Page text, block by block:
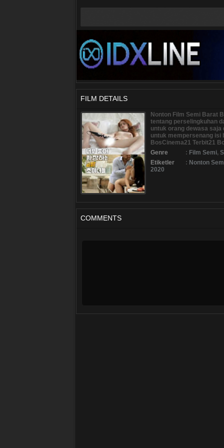
FILM DETAILS
Nonton Film Semi Barat
tentang perselingkuhan
untuk orang dewasa
untuk mempersenang isi
BosCinema21 Terbit21
Genre
: Film Semi,
Etiketler
: Nonton
2020
COMMENTS